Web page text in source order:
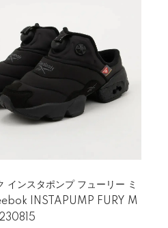
インスタポンプ フューリー ミ
INSTAPUMP FURY M